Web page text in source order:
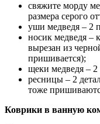
свяжите морду
размера серого
уши медведя – 2
носик медведя –
вырезан из
пришивается);
щеки медведя – 2
ресницы – 2
тоже
Коврики в ванную